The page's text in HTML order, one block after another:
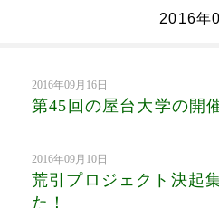
2016年
2016年09月16日
第45回の屋台大学の開
2016年09月10日
荒引プロジェクト決起
た！